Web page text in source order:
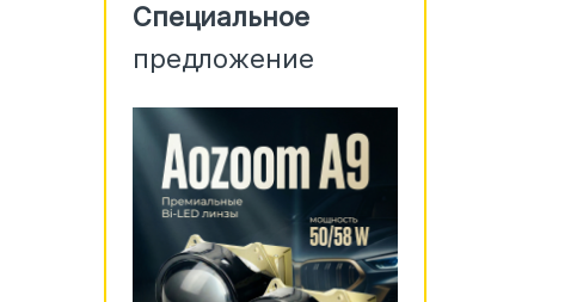
Специальное
предложение